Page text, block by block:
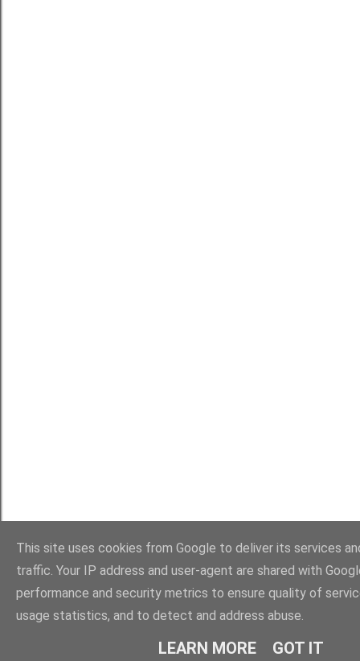
This site uses cookies from Google to deliver its services
traffic. Your IP address and user-agent are shared with
performance and security metrics to ensure quality of
usage statistics, and to detect and address abuse.
LEARN MORE GOT IT